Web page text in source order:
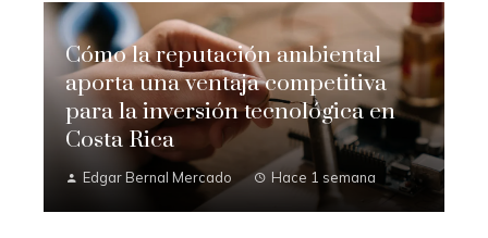
Cómo la reputación ambiental
aporta una ventaja competitiva
para la inversión tecnológica en
Costa Rica
Edgar Bernal Mercado Hace 1 semana